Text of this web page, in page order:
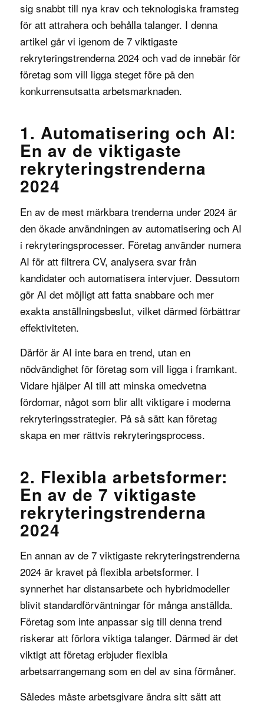
sig snabbt till nya krav och teknologiska framsteg
för att attrahera och behålla talanger. I denna
artikel går vi igenom de 7 viktigaste
rekryteringstrenderna 2024 och vad de innebär för
företag som vill ligga steget före på den
konkurrensutsatta arbetsmarknaden.
1. Automatisering och AI:
En av de viktigaste
rekryteringstrenderna
2024
En av de mest märkbara trenderna under 2024 är
den ökade användningen av automatisering och AI
i rekryteringsprocesser. Företag använder numera
AI för att filtrera CV, analysera svar från
kandidater och automatisera intervjuer. Dessutom
gör AI det möjligt att fatta snabbare och mer
exakta anställningsbeslut, vilket därmed förbättrar
effektiviteten.
Därför är AI inte bara en trend, utan en
nödvändighet för företag som vill ligga i framkant.
Vidare hjälper AI till att minska omedvetna
fördomar, något som blir allt viktigare i moderna
rekryteringsstrategier. På så sätt kan företag
skapa en mer rättvis rekryteringsprocess.
2. Flexibla arbetsformer:
En av de 7 viktigaste
rekryteringstrenderna
2024
En annan av de 7 viktigaste rekryteringstrenderna
2024 är kravet på flexibla arbetsformer. I
synnerhet har distansarbete och hybridmodeller
blivit standardförväntningar för många anställda.
Företag som inte anpassar sig till denna trend
riskerar att förlora viktiga talanger. Därmed är det
viktigt att företag erbjuder flexibla
arbetsarrangemang som en del av sina förmåner.
Således måste arbetsgivare ändra sitt sätt att